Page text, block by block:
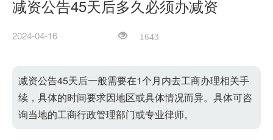
减资公告45天后多久必须办减资
2024-04-16 1643
减资公告45天后一般需要在1个月内去工商办理相关手
续，具体的时间要求因地区或具体情况而异。具体可咨
询当地的工商行政管理部门或专业律师。